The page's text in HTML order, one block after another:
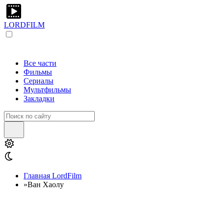
LORDFILM
Все части
Фильмы
Сериалы
Мультфильмы
Закладки
Главная LordFilm
»Ван Хаолу